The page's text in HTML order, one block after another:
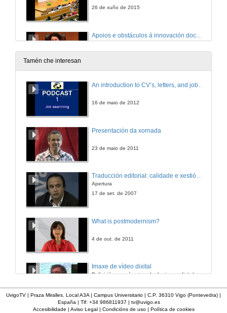
26 de xuño de 2015
Intervención de Francisca García Luque
26 de xuño de 2015
Intervención de José Luis Losada
Intervención de Gloria Zaballa
Intervención de Sonia Osorio
Presentación Conferencia
Tamén che interesan
An introduction to CV’s, letters, and job searching
16 de maio de 2012
Presentación da xornada
23 de maio de 2011
Traducción editorial: calidade e xestión de proxectos
Apertura
17 de set. de 2007
What is postmodernism?
4 de out. de 2011
Imaxe de vídeo dixital
Definición e parámetros dunha imaxe dixital. Resolución e Aspecto. Profundidade da cor. Compresión. Frame por segundo. Entrelazado. Campos, cadros
UvigoTV | Praza Miralles. Local A3A | Campus Universitario | C.P. 36310 Vigo (Pontevedra) |
España | Tlf: +34 986811937 | tv@uvigo.es
Accesibilidade | Aviso Legal| Condicións de uso| Política de cookies